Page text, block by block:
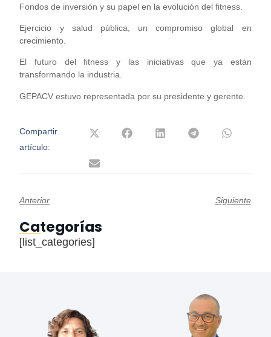
Fondos de inversión y su papel en la evolución del fitness.
Ejercicio y salud pública, un compromiso global en
crecimiento.
El futuro del fitness y las iniciativas que ya están
transformando la industria.
GEPACV estuvo representada por su presidente y gerente.
Compartir
artículo:
Anterior Siguiente
Categorías
[list_categories]